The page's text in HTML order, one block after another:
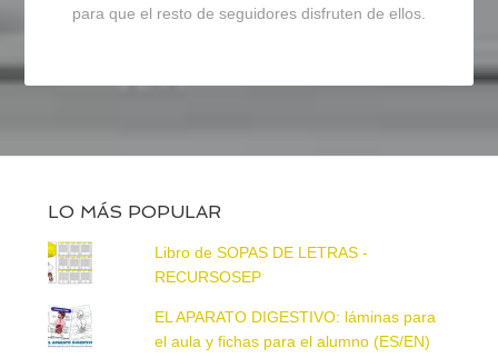
para que el resto de seguidores disfruten de ellos.
LO MÁS POPULAR
Libro de SOPAS DE LETRAS -
RECURSOSEP
EL APARATO DIGESTIVO: láminas para
el aula y fichas para el alumno (ES/EN)